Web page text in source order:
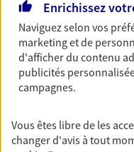
vous ressemble.
Pour un avenir
contrat prévoyance.
garanties
invalidité ou de
Enrichissez
Naviguez selon vos
marketing et de
d'afficher du contenu
publicités
campagnes.
Vous êtes libre de les
changer d'avis à tout